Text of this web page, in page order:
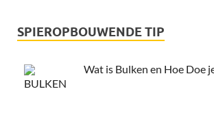
SPIEROPBOUWENDE TIP
Wat is Bulken en Hoe Doe